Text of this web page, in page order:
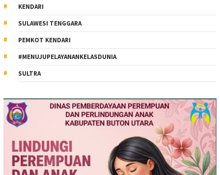
KENDARI
SULAWESI TENGGARA
PEMKOT KENDARI
#MENUJUPELAYANANKELASDUNIA
SULTRA